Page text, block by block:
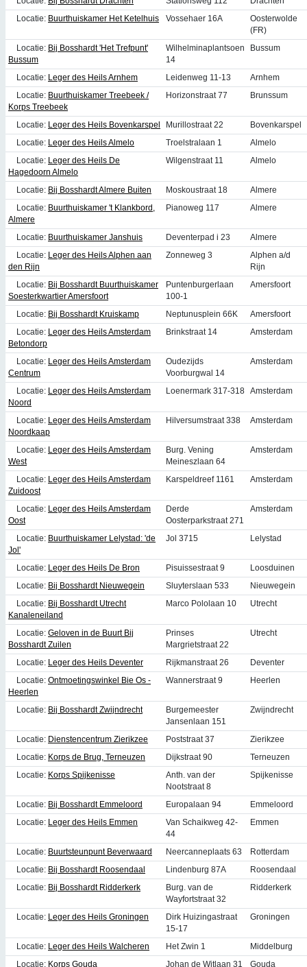
Locatie: Buurthuiskamer Het Ketelhuis Vossehaer 16A
Oosterwolde
(FR)
Locatie: Bij Bosshardt 'Het Trefpunt'
Bussum
Wilhelminaplantsoen
14
Bussum
Locatie: Leger des Heils Arnhem Leidenweg 11-13
Arnhem
Locatie: Buurthuiskamer Treebeek /
Korps Treebeek
Horizonstraat 77 Brunssum
Locatie: Leger des Heils Bovenkarspel Murillostraat 22
Bovenkarspel
Locatie: Leger des Heils Almelo Troelstralaan 1
Almelo
Locatie: Leger des Heils De
Hagedoorn Almelo
Wilgenstraat 11 Almelo
Locatie: Bij Bosshardt Almere Buiten Moskoustraat 18
Almere
Locatie: Buurthuiskamer 't Klankbord,
Almere
Pianoweg 117 Almere
Locatie: Buurthuiskamer Janshuis Deventerpad i 23
Almere
Locatie: Leger des Heils Alphen aan
den Rijn
Zonneweg 3
Alphen a/d
Rijn
Locatie: Bij Bosshardt Buurthuiskamer
Soesterkwartier Amersfoort
Puntenburgerlaan
100-1
Amersfoort
Locatie: Bij Bosshardt Kruiskamp Neptunusplein 66K
Amersfoort
Locatie: Leger des Heils Amsterdam
Betondorp
Brinkstraat 14 Amsterdam
Locatie: Leger des Heils Amsterdam
Centrum
Oudezijds
Voorburgwal 14
Amsterdam
Locatie: Leger des Heils Amsterdam
Noord
Loenermark 317-318 Amsterdam
Locatie: Leger des Heils Amsterdam
Noordkaap
Hilversumstraat 338 Amsterdam
Locatie: Leger des Heils Amsterdam
West
Burg. Vening
Meineszlaan 64
Amsterdam
Locatie: Leger des Heils Amsterdam
Zuidoost
Karspeldreef 1161 Amsterdam
Locatie: Leger des Heils Amsterdam
Oost
Derde
Oosterparkstraat 271
Amsterdam
Locatie: Buurthuiskamer Lelystad: 'de
Jol'
Jol 3715 Lelystad
Locatie: Leger des Heils De Bron Pisuissestraat 9
Loosduinen
Locatie: Bij Bosshardt Nieuwegein Sluyterslaan 533
Nieuwegein
Locatie: Bij Bosshardt Utrecht
Kanaleneiland
Marco Pololaan 10 Utrecht
Locatie: Geloven in de Buurt Bij
Bosshardt Zuilen
Prinses
Margrietstraat 22
Utrecht
Locatie: Leger des Heils Deventer Rijkmanstraat 26
Deventer
Locatie: Ontmoetingswinkel Bie Os -
Heerlen
Wannerstraat 9 Heerlen
Locatie: Bij Bosshardt Zwijndrecht
Burgemeester
Jansenlaan 151
Zwijndrecht
Locatie: Dienstencentrum Zierikzee Poststraat 37
Zierikzee
Locatie: Korps de Brug, Terneuzen Dijkstraat 90
Terneuzen
Locatie: Korps Spijkenisse
Anth. van der
Nootstraat 8
Spijkenisse
Locatie: Bij Bosshardt Emmeloord Europalaan 94
Emmeloord
Locatie: Leger des Heils Emmen
Van Schaikweg 42-
44
Emmen
Locatie: Buurtsteunpunt Beverwaard Neercanneplaats 63
Rotterdam
Locatie: Bij Bosshardt Roosendaal Lindenburg 87A
Roosendaal
Locatie: Bij Bosshardt Ridderkerk
Burg. van de
Wayfortstraat 32
Ridderkerk
Locatie: Leger des Heils Groningen
Dirk Huizingastraat
15-17
Groningen
Locatie: Leger des Heils Walcheren Het Zwin 1
Middelburg
Locatie: Korps Gouda Johan de Witlaan 31 Gouda